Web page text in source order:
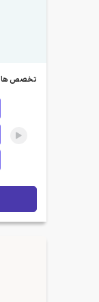
تخصص ها